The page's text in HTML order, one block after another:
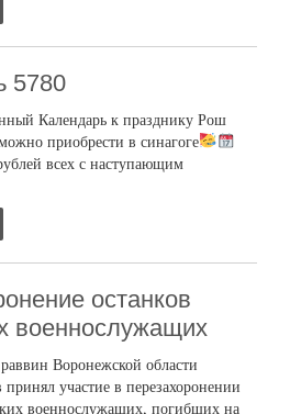
5780
Календарь к празднику Рош
приобрести в синагоге
всех с наступающим
останков
военнослужащих
Воронежской области
участие в перезахоронении
военнослужащих, погибших на